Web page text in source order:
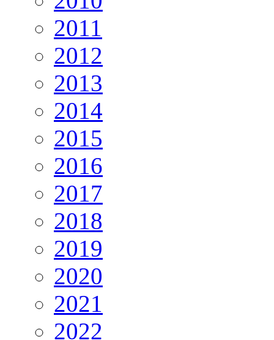
2011
2012
2013
2014
2015
2016
2017
2018
2019
2020
2021
2022